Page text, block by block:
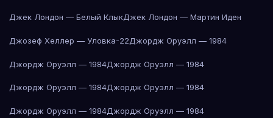
Джек Лондон — Белый КлыкДжек Лондон — Мартин Иден
Джозеф Хеллер — Уловка-22Джордж Оруэлл — 1984
Джордж Оруэлл — 1984Джордж Оруэлл — 1984
Джордж Оруэлл — 1984Джордж Оруэлл — 1984
Джордж Оруэлл — 1984Джордж Оруэлл — 1984